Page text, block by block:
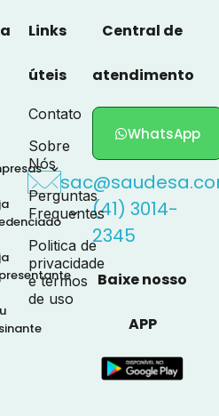
Links
úteis
Contato
Sobre
Nós
Perguntas
Frequentes
Politica de
privacidade
e termos
de uso
Central de
atendimento
WhatsApp
(41) 3014-
2345
Baixe nosso
APP